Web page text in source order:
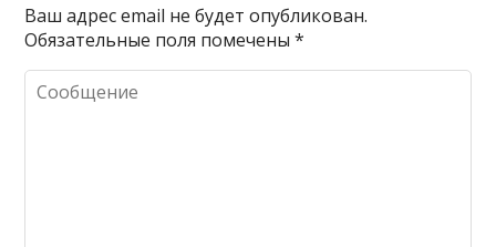
Ваш адрес email не будет опубликован.
Обязательные поля помечены*